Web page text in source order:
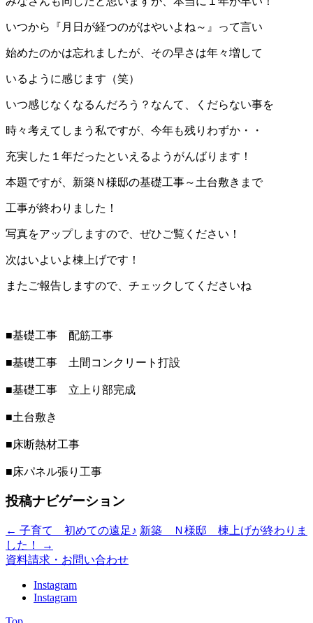
いつから『月日が経つのがはやいよね～』って言い
始めたのかは忘れましたが、その早さは年々増して
いるように感じます（笑）
いつ感じなくなるんだろう？なんて、くだらない事を
時々考えてしまう私ですが、今年も残りわずか・・
充実した１年だったといえるようがんばります！
本題ですが、新築Ｎ様邸の基礎工事～土台敷きまで
工事が終わりました！
写真をアップしますので、ぜひご覧ください！
次はいよいよ棟上げです！
またご報告しますので、チェックしてくださいね
■基礎工事 配筋工事
■基礎工事 土間コンクリート打設
■基礎工事 立上り部完成
■土台敷き
■床断熱材工事
■床パネル張り工事
投稿ナビゲーション
← 子育て 初めての遠足♪ 新築 Ｎ様邸 棟上げが終わりま
した！
→
資料請求・お問い合わせ
Instagram
Instagram